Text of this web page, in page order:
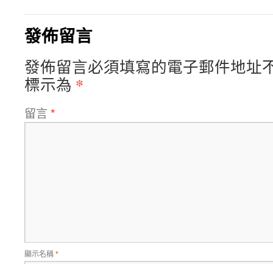
發佈留言
發佈留言必須填寫的電子郵件地址
標示為 *
留言 *
顯示名稱*